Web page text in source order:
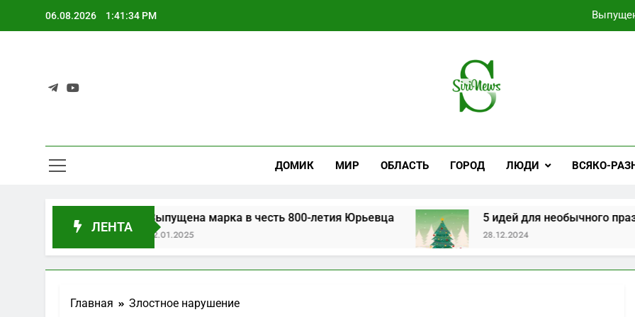
06.08.2026 1:41:34 PM
5 идей для
Самые
5 идей для
ДОМИК МИР ОБЛАСТЬ ГОРОД ЛЮДИ ВСЯКО-
ЛЕНТА
Выпущена марка в честь 800-летия Юрьевца
12.01.2025
5 идей для необычного
28.12.2024
Главная Злостное нарушение